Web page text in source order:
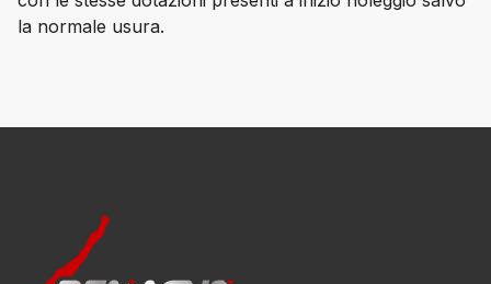
la normale usura.